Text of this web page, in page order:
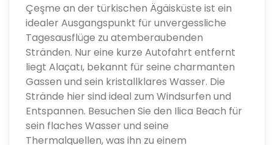
Çeşme an der türkischen Ägäisküste ist ein
idealer Ausgangspunkt für unvergessliche
Tagesausflüge zu atemberaubenden
Stränden. Nur eine kurze Autofahrt entfernt
liegt Alaçatı, bekannt für seine charmanten
Gassen und sein kristallklares Wasser. Die
Strände hier sind ideal zum Windsurfen und
Entspannen. Besuchen Sie den Ilica Beach für
sein flaches Wasser und seine
Thermalquellen, was ihn zu einem